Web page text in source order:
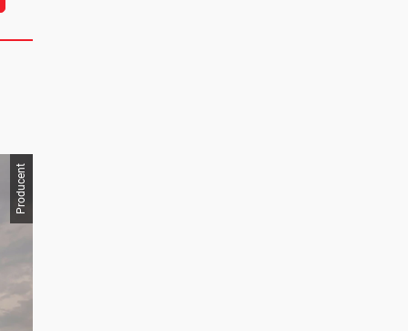
Producent